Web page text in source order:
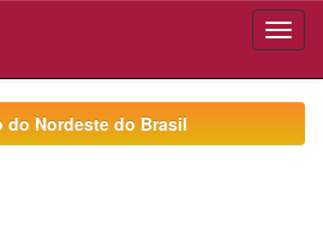
do Nordeste do Brasil